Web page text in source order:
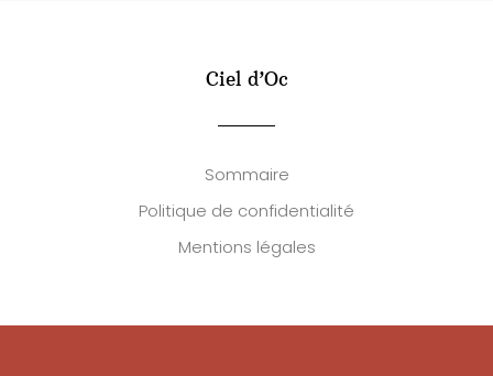
Ciel d’Oc
Sommaire
Politique de confidentialité
Mentions légales